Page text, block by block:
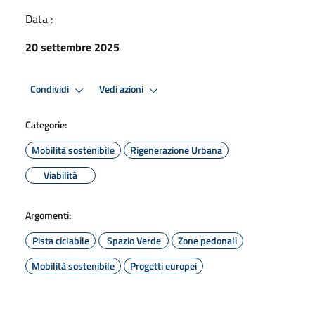
Data :
20 settembre 2025
Condividi Vedi azioni
Categorie:
Mobilità sostenibile
Rigenerazione Urbana
Viabilità
Argomenti:
Pista ciclabile
Spazio Verde
Zone pedonali
Mobilità sostenibile
Progetti europei